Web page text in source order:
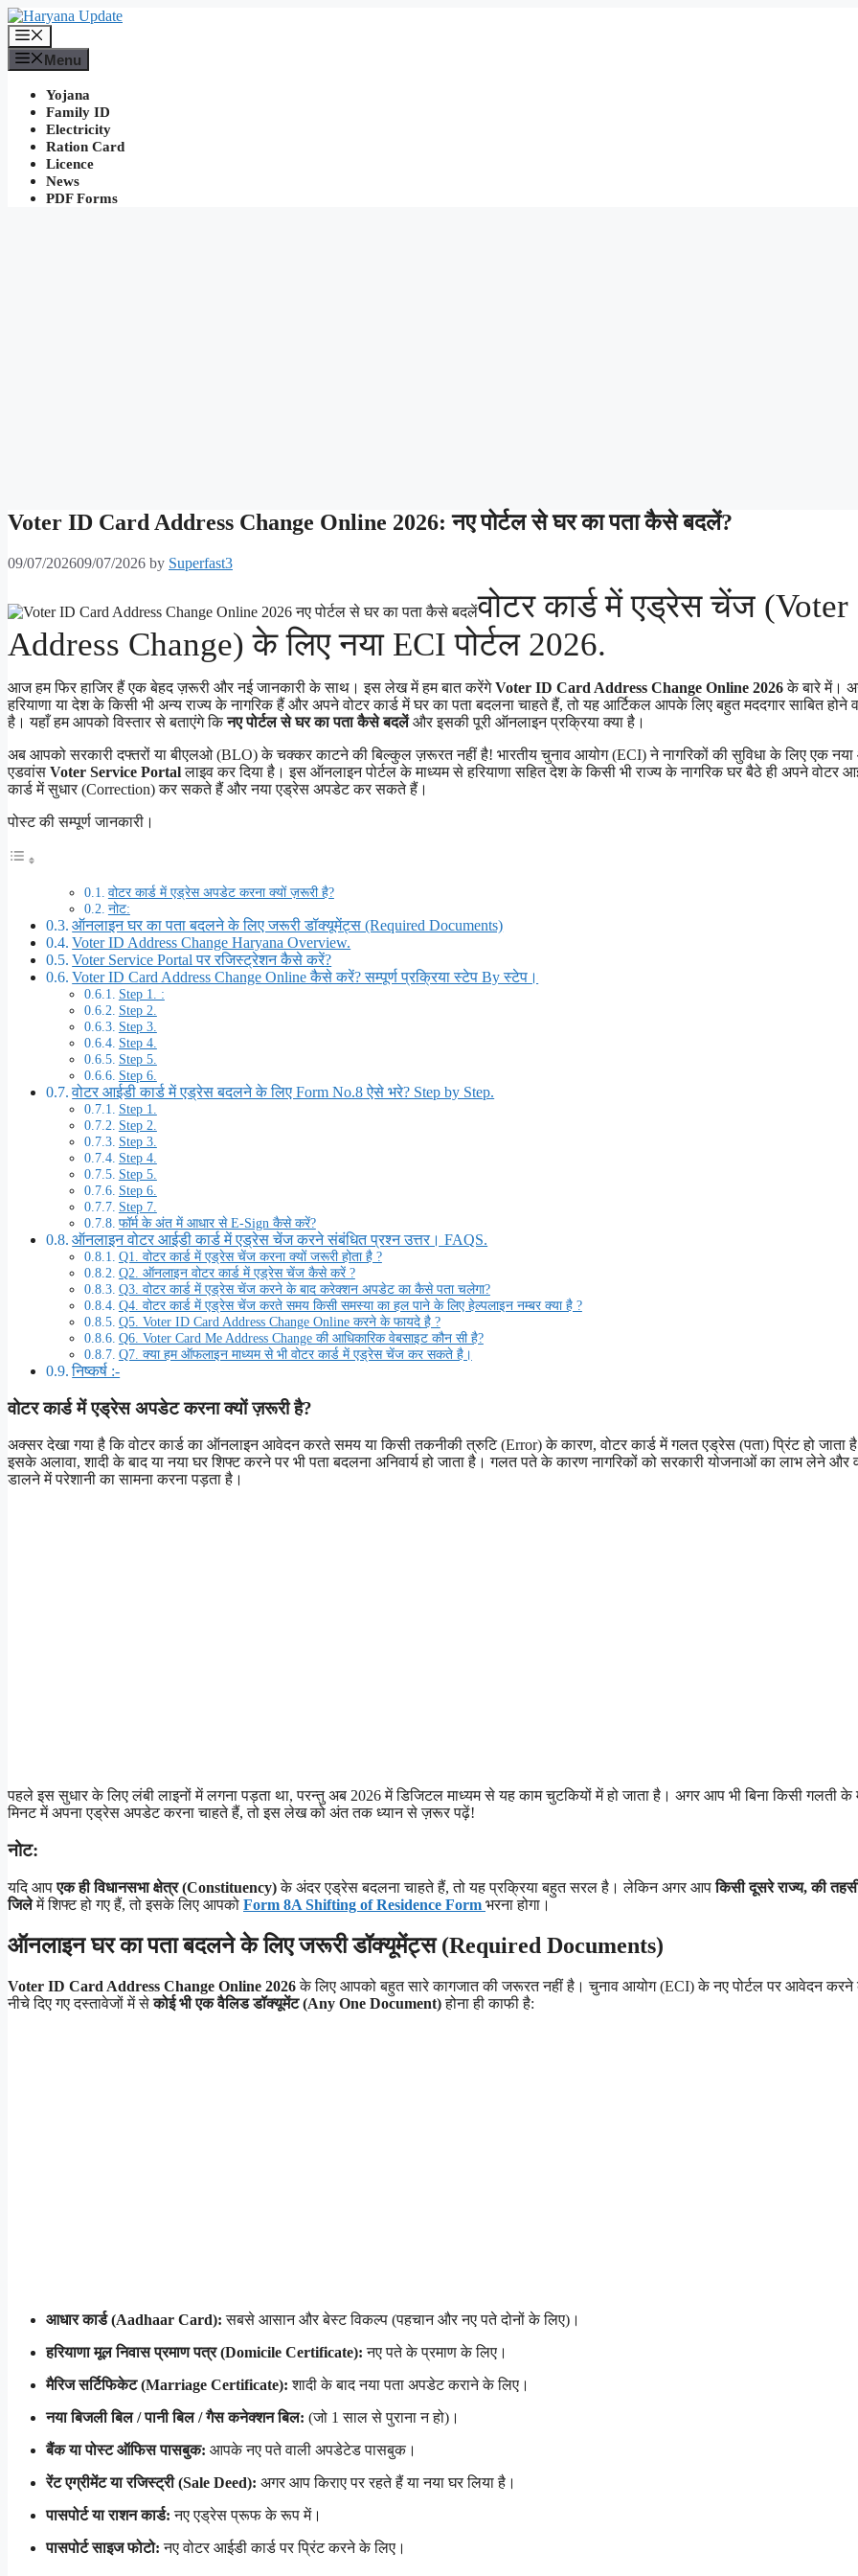
Skip
to
content
Menu
Yojana
Family ID
Electricity
Ration Card
Licence
News
PDF Forms
Voter ID Card Address Change Online 2026: नए पोर्टल से घर का पता कैसे बदलें?
09/07/202609/07/2026 by Superfast3
वोटर कार्ड में एड्रेस चेंज
Address Change) के लिए नया ECI पोर्टल 2026.
आज हम फिर हाजिर हैं एक बेहद ज़रूरी और नई जानकारी के साथ। इस लेख में हम बात करेंगेVoter ID Card Address Change Online 2026के बारे में।
हरियाणा या देश के किसी भी अन्य राज्य के नागरिक हैं और अपने वोटर कार्ड में घर का पता बदलना चाहते हैं, तो यह आर्टिकल आपके लिए बहुत मददगार साबित होने
है। यहाँ हम आपको विस्तार से बताएंगे किनए पोर्टल से घर का पता कैसे बदलेंऔर इसकी पूरी ऑनलाइन प्रक्रिया क्या है।
अब आपको सरकारी दफ्तरों या बीएलओ (BLO) के चक्कर काटने की बिल्कुल ज़रूरत नहीं है! भारतीय चुनाव आयोग (ECI) ने नागरिकों की सुविधा के लिए एक
एडवांस Voter Service Portalलाइव कर दिया है। इस ऑनलाइन पोर्टल के माध्यम से हरियाणा सहित देश के किसी भी राज्य के नागरिक घर बैठे ही अपने वोटर
कार्ड में सुधार (Correction) कर सकते हैं और नया एड्रेस अपडेट कर सकते हैं।
पोस्ट की सम्पूर्ण जानकारी।
वोटर कार्ड में एड्रेस अपडेट करना क्यों ज़रूरी है?
नोट:
ऑनलाइन घर का पता बदलने के लिए जरूरी डॉक्यूमेंट्स (Required Documents)
Voter ID Address Change Haryana Overview.
Voter Service Portal पर रजिस्ट्रेशन कैसे करें?
Voter ID Card Address Change Online कैसे करें? सम्पूर्ण प्रक्रिया स्टेप By स्टेप।
Step 1. :
Step 2.
Step 3.
Step 4.
Step 5.
Step 6.
वोटर आईडी कार्ड में एड्रेस बदलने के लिए Form No.8 ऐसे भरे? Step by Step.
Step 1.
Step 2.
Step 3.
Step 4.
Step 5.
Step 6.
Step 7.
फॉर्म के अंत में आधार से E-Sign कैसे करें?
ऑनलाइन वोटर आईडी कार्ड में एड्रेस चेंज करने संबंधित प्रश्न उत्तर। FAQS.
Q1. वोटर कार्ड में एड्रेस चेंज करना क्यों जरूरी होता है ?
Q2. ऑनलाइन वोटर कार्ड में एड्रेस चेंज कैसे करें ?
Q3. वोटर कार्ड में एड्रेस चेंज करने के बाद करेक्शन अपडेट का कैसे पता चलेगा?
Q4. वोटर कार्ड में एड्रेस चेंज करते समय किसी समस्या का हल पाने के लिए हेल्पलाइन नम्बर क्या है ?
Q5. Voter ID Card Address Change Online करने के फायदे है ?
Q6. Voter Card Me Address Change की आधिकारिक वेबसाइट कौन सी है?
Q7. क्या हम ऑफलाइन माध्यम से भी वोटर कार्ड में एड्रेस चेंज कर सकते है।
निष्कर्ष :-
वोटर कार्ड में एड्रेस अपडेट करना क्यों ज़रूरी है?
अक्सर देखा गया है कि वोटर कार्ड का ऑनलाइन आवेदन करते समय या किसी तकनीकी त्रुटि (Error) के कारण, वोटर कार्ड में गलत एड्रेस (पता) प्रिंट हो जाता
इसके अलावा, शादी के बाद या नया घर शिफ्ट करने पर भी पता बदलना अनिवार्य हो जाता है। गलत पते के कारण नागरिकों को सरकारी योजनाओं का लाभ लेने और
डालने में परेशानी का सामना करना पड़ता है।
पहले इस सुधार के लिए लंबी लाइनों में लगना पड़ता था, परन्तु अब 2026 में डिजिटल माध्यम से यह काम चुटकियों में हो जाता है। अगर आप भी बिना किसी गलती के
मिनट में अपना एड्रेस अपडेट करना चाहते हैं, तो इस लेख को अंत तक ध्यान से ज़रूर पढ़ें!
नोट:
यदि आपएक ही विधानसभा क्षेत्र (Constituency)के अंदर एड्रेस बदलना चाहते हैं, तो यह प्रक्रिया बहुत सरल है। लेकिन अगर आपकिसी दूसरे राज्य, की
जिलेमें शिफ्ट हो गए हैं, तो इसके लिए आपको Form 8A Shifting of Residence Form भरना होगा।
ऑनलाइन घर का पता बदलने के लिए जरूरी डॉक्यूमेंट्स (Required Documents)
Voter ID Card Address Change Online 2026के लिए आपको बहुत सारे कागजात की जरूरत नहीं है। चुनाव आयोग (ECI) के नए पोर्टल पर आवेदन करने
नीचे दिए गए दस्तावेजों में सेकोई भी एक वैलिड डॉक्यूमेंट (Any One Document)होना ही काफी है:
आधार कार्ड (Aadhaar Card): सबसे आसान और बेस्ट विकल्प (पहचान और नए पते दोनों के लिए)।
हरियाणा मूल निवास प्रमाण पत्र (Domicile Certificate): नए पते के प्रमाण के लिए।
मैरिज सर्टिफिकेट (Marriage Certificate): शादी के बाद नया पता अपडेट कराने के लिए।
नया बिजली बिल / पानी बिल / गैस कनेक्शन बिल: (जो 1 साल से पुराना न हो)।
बैंक या पोस्ट ऑफिस पासबुक: आपके नए पते वाली अपडेटेड पासबुक।
रेंट एग्रीमेंट या रजिस्ट्री (Sale Deed): अगर आप किराए पर रहते हैं या नया घर लिया है।
पासपोर्ट या राशन कार्ड: नए एड्रेस प्रूफ के रूप में।
पासपोर्ट साइज फोटो: नए वोटर आईडी कार्ड पर प्रिंट करने के लिए।